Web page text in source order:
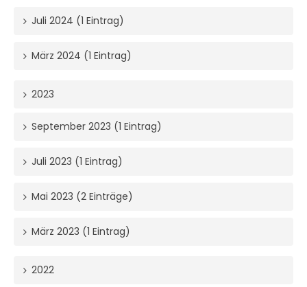
Juli 2024 (1 Eintrag)
März 2024 (1 Eintrag)
2023
September 2023 (1 Eintrag)
Juli 2023 (1 Eintrag)
Mai 2023 (2 Einträge)
März 2023 (1 Eintrag)
2022